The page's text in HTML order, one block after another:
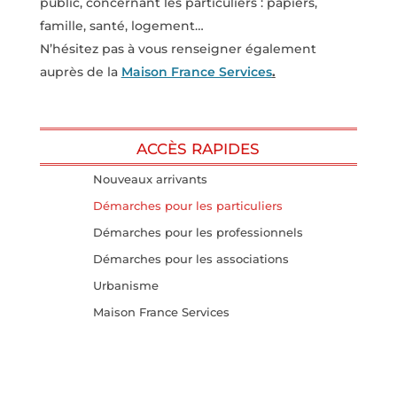
famille, santé, logement…
N’hésitez pas à vous renseigner également
auprès de la Maison France Services.
ACCÈS RAPIDES
Nouveaux arrivants
Démarches pour les particuliers
Démarches pour les professionnels
Démarches pour les associations
Urbanisme
Maison France Services